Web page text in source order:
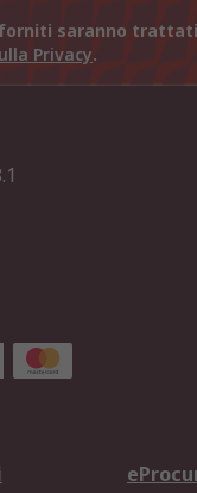
saranno trattati
Privacy.